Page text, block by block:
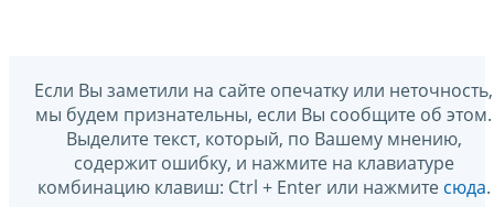
Если Вы заметили на сайте опечатку или неточность,
мы будем признательны, если Вы сообщите об этом.
Выделите текст, который, по Вашему мнению,
содержит ошибку, и нажмите на клавиатуре
комбинацию клавиш: Ctrl + Enter или нажмите сюда.